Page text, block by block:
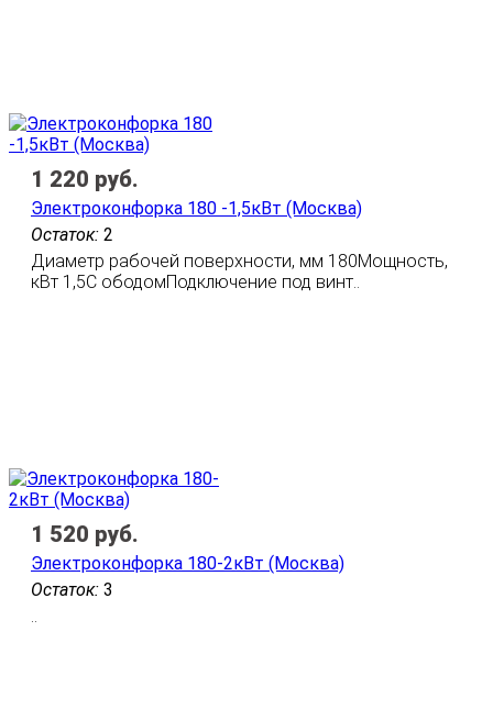
Остаток: 2
Электроконфорка 180 -1,5кВт (Москва)
Диаметр рабочей поверхности, мм 180Мощность,
кВт 1,5С ободомПодключение под винт..
1 220 руб.
Остаток: 3
Электроконфорка 180-2кВт (Москва)
..
1 520 руб.